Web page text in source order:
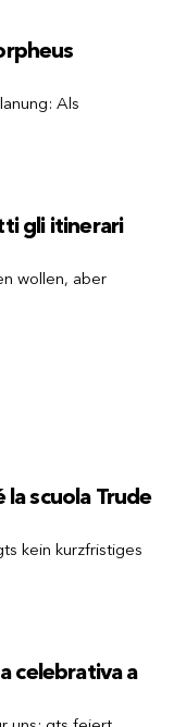
Als
gli itinerari
wollen, aber
scuola Trude
kein kurzfristiges
celebrativa a